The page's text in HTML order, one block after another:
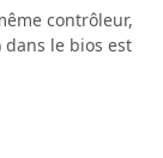
contrôleur,
le bios est